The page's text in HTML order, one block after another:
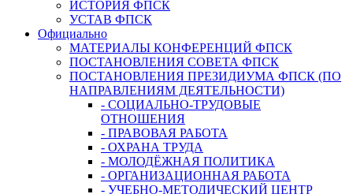
ИСТОРИЯ ФПСК
УСТАВ ФПСК
Официально
МАТЕРИАЛЫ КОНФЕРЕНЦИЙ ФПСК
ПОСТАНОВЛЕНИЯ СОВЕТА ФПСК
ПОСТАНОВЛЕНИЯ ПРЕЗИДИУМА ФПСК (ПО
НАПРАВЛЕНИЯМ ДЕЯТЕЛЬНОСТИ)
- СОЦИАЛЬНО-ТРУДОВЫЕ
ОТНОШЕНИЯ
- ПРАВОВАЯ РАБОТА
- ОХРАНА ТРУДА
- МОЛОДЁЖНАЯ ПОЛИТИКА
- ОРГАНИЗАЦИОННАЯ РАБОТА
- УЧЕБНО-МЕТОДИЧЕСКИЙ ЦЕНТР